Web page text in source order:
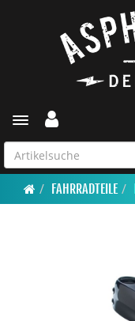
Toggle navigation
FAHRRADTEILE